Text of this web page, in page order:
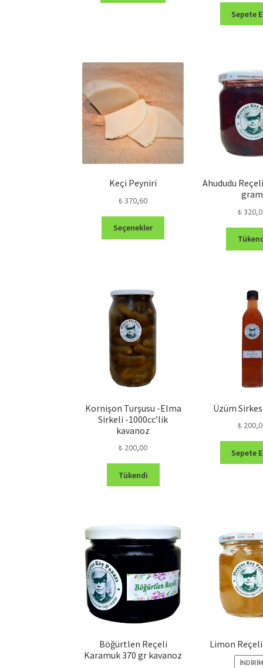
₺
Sepete
Keçi Peyniri
₺370,60
Seçenekler
Ahududu
gram
₺
Kornişon Turşusu -Elma
Sirkeli -1000cc’lik
kavanoz
₺ 200,00
Tükendi
Üzüm
₺
Sepete
Böğürtlen Reçeli
Karamuk 370 gr kavanoz
Limon